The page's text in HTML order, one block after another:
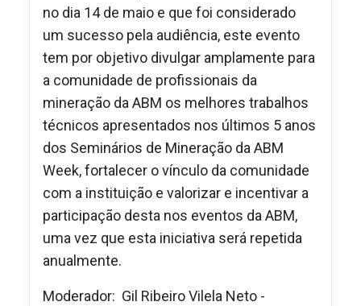
no dia 14 de maio e que foi considerado
um sucesso pela audiência, este evento
tem por objetivo divulgar amplamente para
a comunidade de profissionais da
mineração da ABM os melhores trabalhos
técnicos apresentados nos últimos 5 anos
dos Seminários de Mineração da ABM
Week, fortalecer o vínculo da comunidade
com a instituição e valorizar e incentivar a
participação desta nos eventos da ABM,
uma vez que esta iniciativa será repetida
anualmente.
Moderador: Gil Ribeiro Vilela Neto -